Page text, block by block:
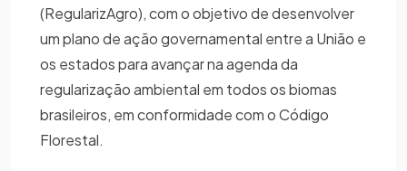
(RegularizAgro), com o objetivo de desenvolver
um plano de ação governamental entre a União e
os estados para avançar na agenda da
regularização ambiental em todos os biomas
brasileiros, em conformidade com o Código
Florestal.